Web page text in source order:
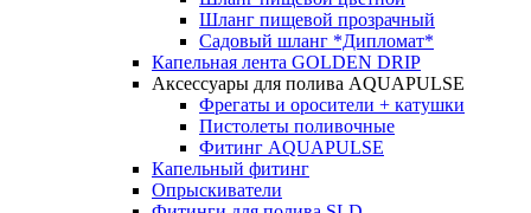
Шланг пищевой прозрачный
Садовый шланг *Дипломат*
Капельная лента GOLDEN DRIP
Аксессуары для полива AQUAPULSE
Фрегаты и оросители + катушки
Пистолеты поливочные
Фитинг AQUAPULSE
Капельный фитинг
Опрыскиватели